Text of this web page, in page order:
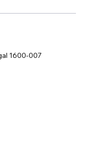
1600-007